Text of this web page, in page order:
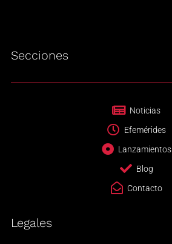
Secciones
Noticias
Efemérides
Lanzamientos
Blog
Contacto
Legales